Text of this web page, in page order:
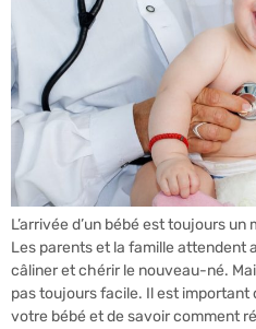
L’arrivée d’un bébé est toujours
Les parents et la famille attendent
câliner et chérir le nouveau-né.
pas toujours facile. Il est important
votre bébé et de savoir comment